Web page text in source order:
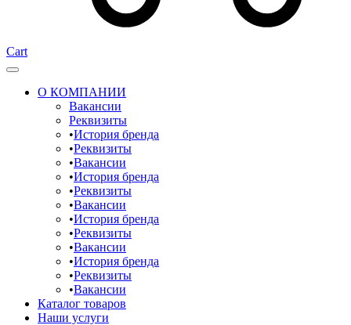
Cart
О КОМПАНИИ
Вакансии
Реквизиты
История бренда
Реквизиты
Вакансии
История бренда
Реквизиты
Вакансии
История бренда
Реквизиты
Вакансии
История бренда
Реквизиты
Вакансии
Каталог товаров
Наши услуги